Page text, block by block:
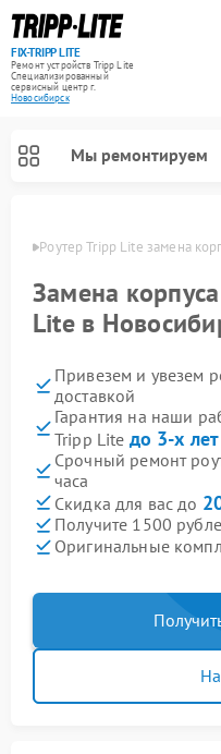
FIX-TRIPP LITE
Ремонт устройств Tripp Lite
Специализированный
cервисный центр г.
Новосибирск
Мы ремонтируем
Роутер Tripp Lite замена
Замена
Lite в
Привезем и увезем
доставкой
Гарантия на наши
Tripp Lite до 3-х лет
Срочный ремонт
часа
Скидка для вас до
Получите 1500
Оригинальные